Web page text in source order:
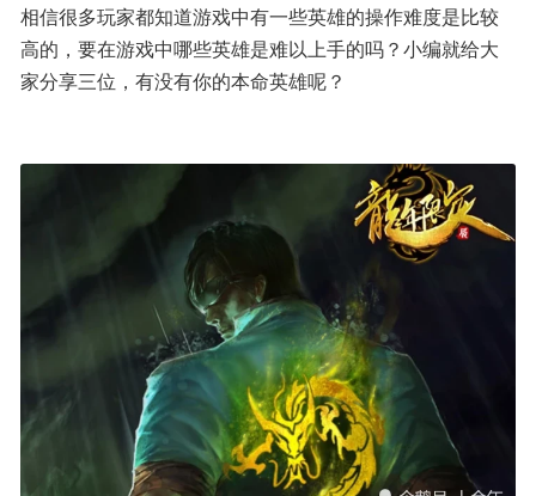
相信很多玩家都知道游戏中有一些英雄的操作难度是比较
高的，要在游戏中哪些英雄是难以上手的吗？小编就给大
家分享三位，有没有你的本命英雄呢？